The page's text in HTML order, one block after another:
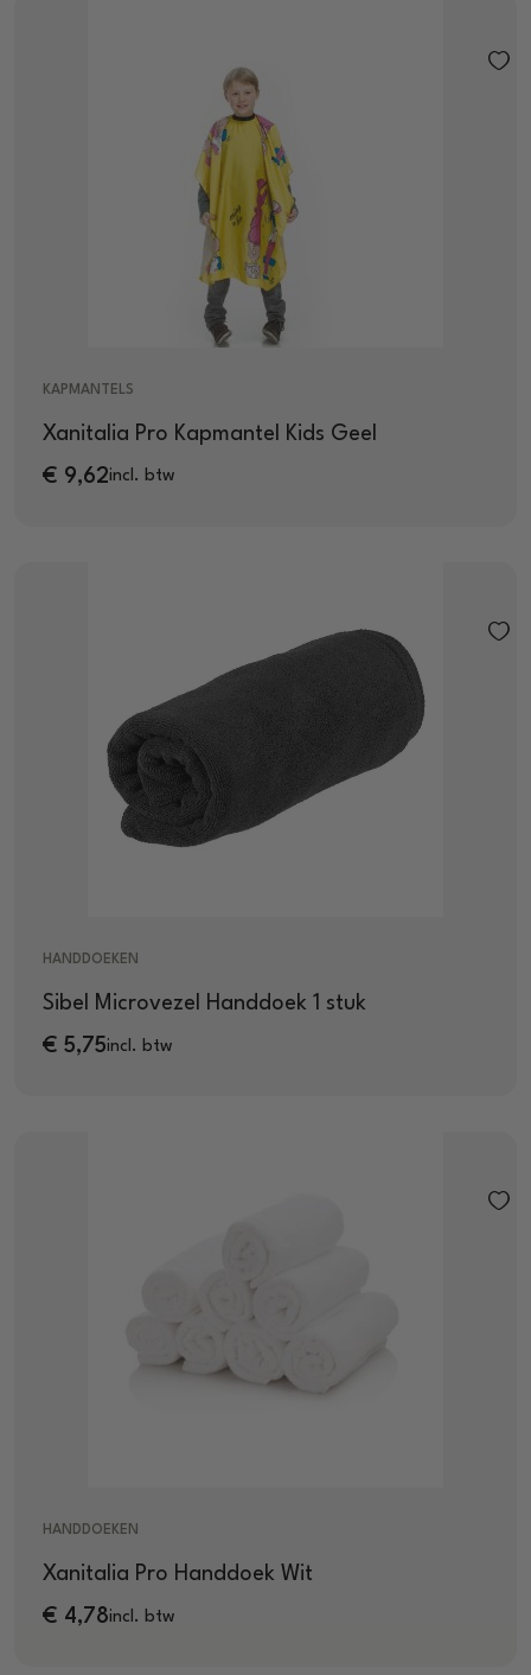
KAPMANTELS
Xanitalia Pro Kapmantel Kids Geel
€ 9,62incl. btw
HANDDOEKEN
Sibel Microvezel Handdoek 1 stuk
€ 5,75incl. btw
HANDDOEKEN
Xanitalia Pro Handdoek Wit
€ 4,78incl. btw